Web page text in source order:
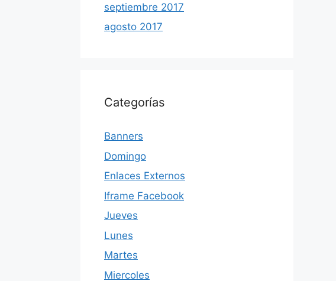
septiembre 2017
agosto 2017
Categorías
Banners
Domingo
Enlaces Externos
Iframe Facebook
Jueves
Lunes
Martes
Miercoles